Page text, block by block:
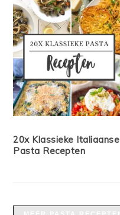
20x Klassieke Italiaanse
Pasta Recepten